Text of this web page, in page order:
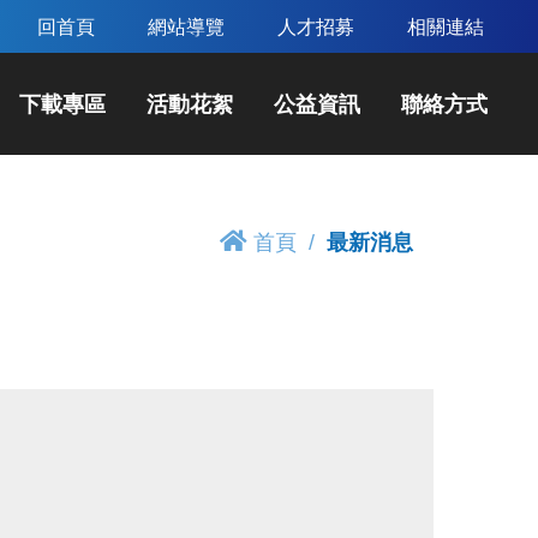
回首頁 網站導覽 人才招募 相關連結
下載專區 活動花絮 公益資訊 聯絡方式
首頁 最新消息